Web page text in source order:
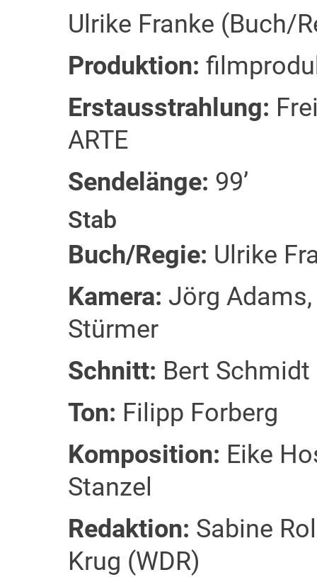
Ulrike Franke (Buch/
Produktion:
Erstausstrahlung:
ARTE
Sendelänge: 99’
Stab
Buch/Regie: Ulrike
Kamera: Jörg
Stürmer
Schnitt: Bert Schmidt
Ton: Filipp Forberg
Komposition: Eike
Stanzel
Redaktion: Sabine
Krug (WDR)